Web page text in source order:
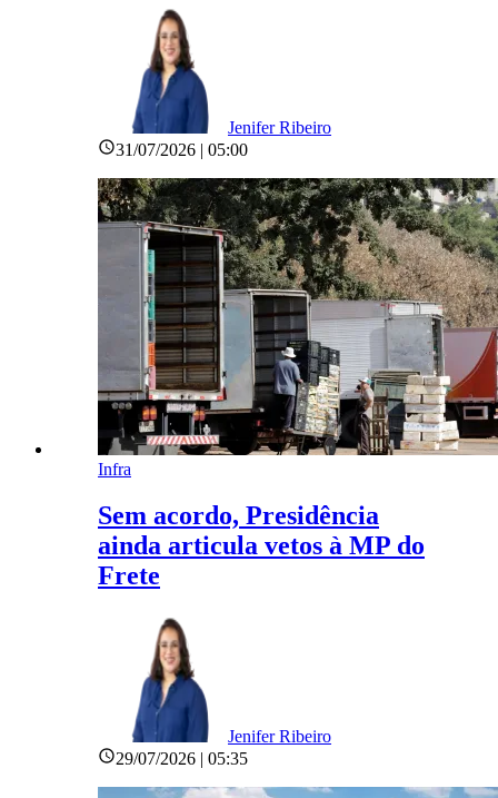
Jenifer Ribeiro
31/07/2026 | 05:00
Infra
Sem acordo, Presidência
ainda articula vetos à MP do
Frete
Jenifer Ribeiro
29/07/2026 | 05:35